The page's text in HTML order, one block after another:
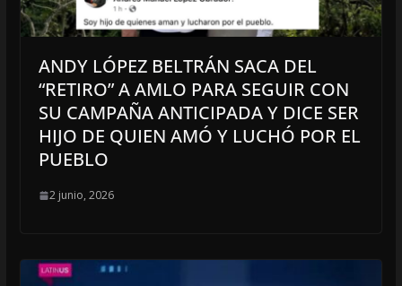
ANDY LÓPEZ BELTRÁN SACA DEL
“RETIRO” A AMLO PARA SEGUIR CON
SU CAMPAÑA ANTICIPADA Y DICE SER
HIJO DE QUIEN AMÓ Y LUCHÓ POR EL
PUEBLO
2 junio, 2026